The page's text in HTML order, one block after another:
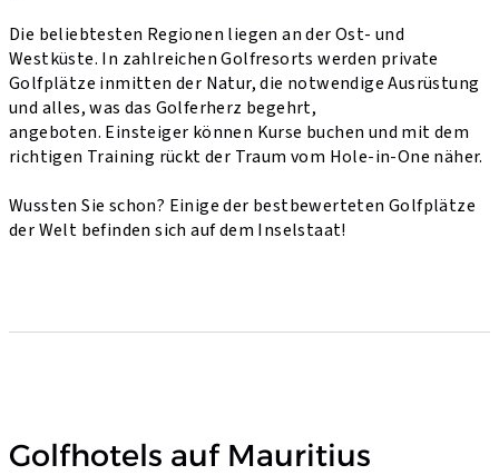
Die beliebtesten Regionen liegen an der Ost- und
Westküste. In zahlreichen Golfresorts werden private
Golfplätze inmitten der Natur, die notwendige Ausrüstung
und alles, was das Golferherz begehrt,
angeboten. Einsteiger können Kurse buchen und mit dem
richtigen Training rückt der Traum vom Hole-in-One näher.
Wussten Sie schon? Einige der bestbewerteten Golfplätze
der Welt befinden sich auf dem Inselstaat!
Golfhotels auf Mauritius